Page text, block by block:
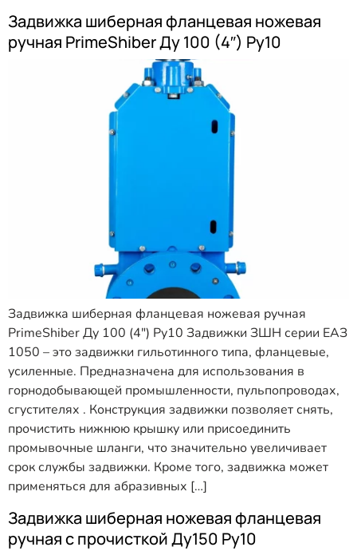
Задвижка шиберная фланцевая ножевая
ручная PrimeShiber Ду 100 (4″) Ру10
Задвижка шиберная фланцевая ножевая ручная
PrimeShiber Ду 100 (4″) Ру10 Задвижки ЗШН серии ЕАЗ
1050 – это задвижки гильотинного типа, фланцевые,
усиленные. Предназначена для использования в
горнодобывающей промышленности, пульпопроводах,
сгустителях . Конструкция задвижки позволяет снять,
прочистить нижнюю крышку или присоединить
промывочные шланги, что значительно увеличивает
срок службы задвижки. Кроме того, задвижка может
применяться для абразивных […]
Задвижка шиберная ножевая фланцевая
ручная с прочисткой Ду150 Ру10